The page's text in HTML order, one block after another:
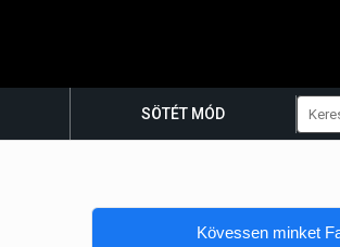
SÖTÉT MÓD
Kövessen minket